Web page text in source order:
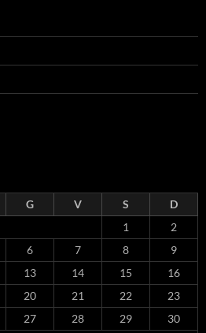
G V S
D
1
2
6 7 8
9
13 14 15
16
20 21 22
23
27 28 29 30